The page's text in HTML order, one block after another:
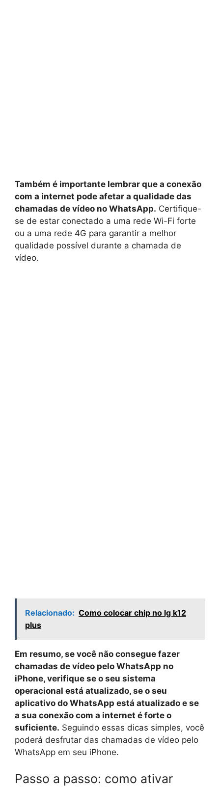
Também é importante lembrar que a conexão
com a internet pode afetar a qualidade das
chamadas de vídeo no WhatsApp. Certifique-
se de estar conectado a uma rede Wi-Fi forte
ou a uma rede 4G para garantir a melhor
qualidade possível durante a chamada de
vídeo.
Relacionado: Como colocar chip no lg k12
plus
Em resumo, se você não consegue fazer
chamadas de vídeo pelo WhatsApp no
iPhone, verifique se o seu sistema
operacional está atualizado, se o seu
aplicativo do WhatsApp está atualizado e se
a sua conexão com a internet é forte o
suficiente. Seguindo essas dicas simples, você
poderá desfrutar das chamadas de vídeo pelo
WhatsApp em seu iPhone.
Passo a passo: como ativar